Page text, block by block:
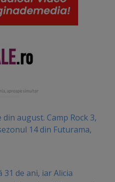
august. Camp Rock 3,
14 din Futurama,
31 de ani, iar Alicia